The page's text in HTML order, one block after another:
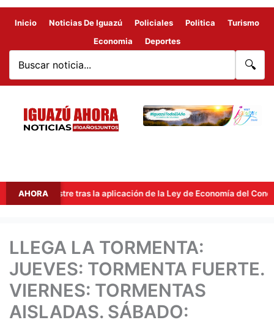
Inicio Noticias De Iguazú Policiales Politica
Turismo
Economia
Deportes
🔍
AHORA
tras la aplicación de la Ley de Economía del Conocimiento
LLEGA LA TORMENTA:
JUEVES: TORMENTA FUERTE.
VIERNES: TORMENTAS
AISLADAS. SÁBADO: